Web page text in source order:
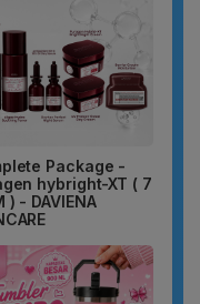
Package -
hybright-XT ( 7
) - DAVIENA